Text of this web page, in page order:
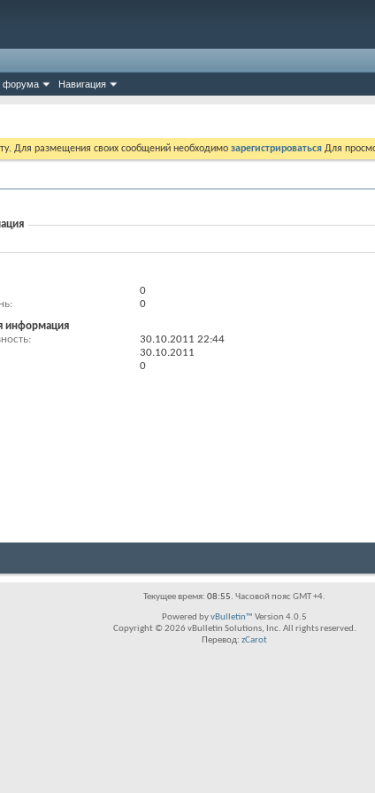
форума Навигация
Для размещения своих сообщений необходимо зарегистрироваться Для
0
0
информация
30.10.2011 22:44
30.10.2011
0
Текущее время: 08:55. Часовой пояс GMT +4.
Powered byvBulletin™ Version 4.0.5
Copyright © 2026 vBulletin Solutions, Inc. All rights reserved.
Перевод: zCarot